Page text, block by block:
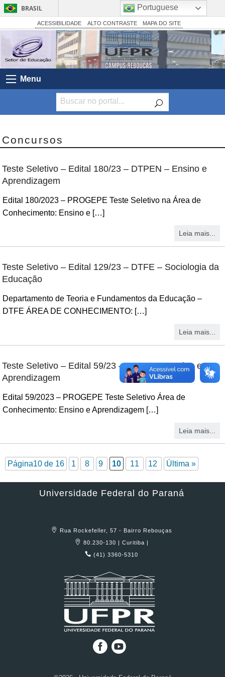
BRASIL
Simplifique!
Comunica BR
Participe
Acesso à informação
Canais
ACESSIBILIDADE ALTO CONTRASTE MAPA DO SITE
Menu
Concursos
Teste Seletivo – Edital 180/23 – DTPEN – Ensino e
Aprendizagem
Edital 180/2023 – PROGEPE Teste Seletivo na Área de
Conhecimento: Ensino e […]
Leia mais...
Teste Seletivo – Edital 129/23 – DTFE – Sociologia da
Educação
Departamento de Teoria e Fundamentos da Educação –
DTFE ÁREA DE CONHECIMENTO: […]
Leia mais...
Teste Seletivo – Edital 59/23 – DTPEN – Ensino e
Aprendizagem
Edital 59/2023 – PROGEPE Teste Seletivo Área de
Conhecimento: Ensino e Aprendizagem […]
Leia mais...
Página10 de 16 1 8 9 10 11 12 Última »
Universidade Federal do Paraná
Rua Rockefeller, 57 - Bairro Rebouças
80.230-130 | Curitiba |
(41) 3360-5310
Portuguese